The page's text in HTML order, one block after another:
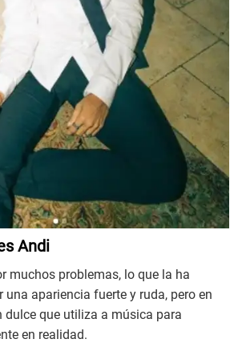
Andi
muchos problemas, lo que la ha
apariencia fuerte y ruda, pero en
dulce que utiliza a música para
en realidad.